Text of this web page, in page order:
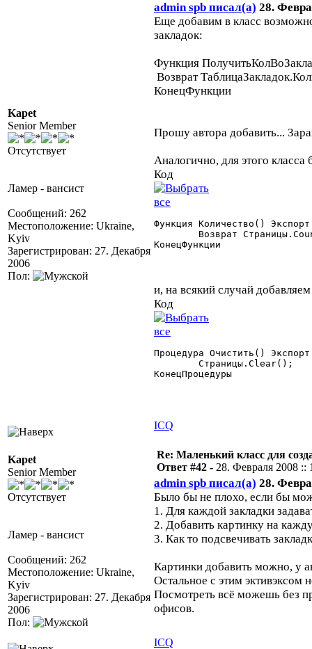
Kapet
Senior Member
Отсутствует
Ламер - вансист
Сообщений: 262
Местоположение: Ukraine,
Kyiv
Зарегистрирован: 27. Декабря
2006
Пол:
admin spb писал(а) 28.
Еще добавим в класс
закладок:
Функция
Возврат
КонецФункции
Прошу автора добавить...
Аналогично, для этого класса
Код
Функция Количество() Экспорт
КонецФункции
и, на всякий случай
Код
Процедура Очистить() Экспорт
КонецПроцедуры
ICQ
Kapet
Senior Member
Отсутствует
Ламер - вансист
Сообщений: 262
Местоположение: Ukraine,
Kyiv
Зарегистрирован: 27. Декабря
2006
Пол:
Re: Маленький класс для
Ответ #42 - 28. Февраля 2008 ::
admin spb писал(а) 28.
Было бы не плохо, если бы
1. Для каждой закладки
2. Добавить картинку на
3. Как то подсвечивать
Картинки добавить можно, у
Остальное с этим
Посмотреть всё можешь без
офисов.
ICQ